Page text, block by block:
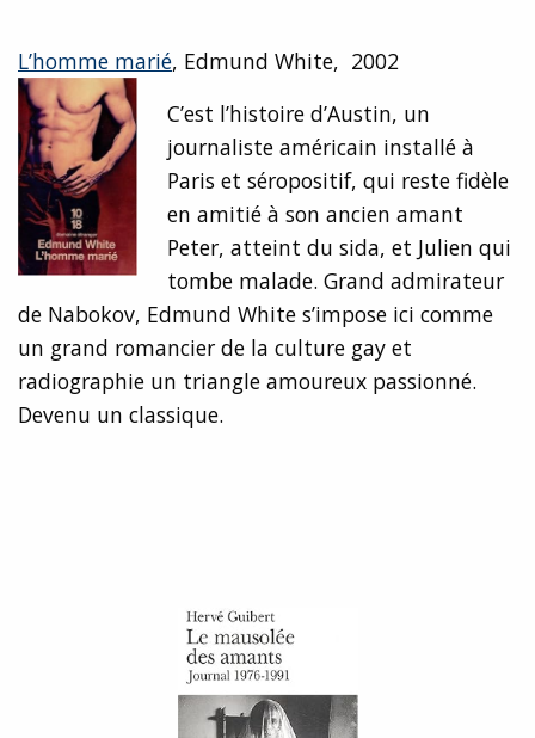
L’homme marié, Edmund White, 2002
C’est l’histoire d’Austin, un
journaliste américain installé à
Paris et séropositif, qui reste fidèle
en amitié à son ancien amant
Peter, atteint du sida, et Julien qui
tombe malade. Grand admirateur
de Nabokov, Edmund White s’impose ici comme
un grand romancier de la culture gay et
radiographie un triangle amoureux passionné.
Devenu un classique.